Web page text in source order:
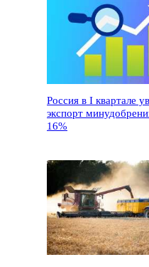
Россия в I квартале
экспорт
16%